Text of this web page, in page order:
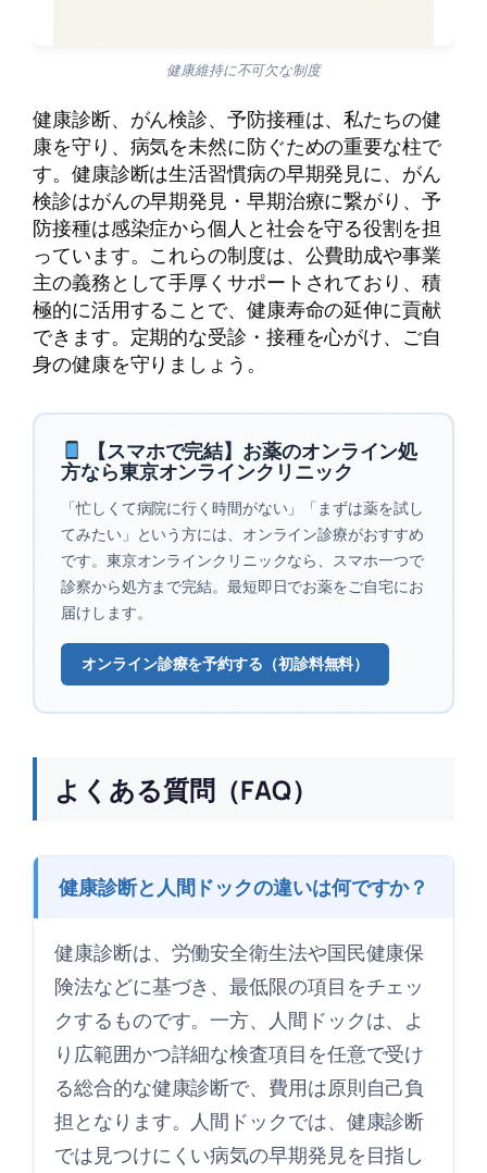
健康維持に不可欠な制度
健康診断、がん検診、予防接種は、私たちの健
康を守り、病気を未然に防ぐための重要な柱で
す。健康診断は生活習慣病の早期発見に、がん
検診はがんの早期発見・早期治療に繋がり、予
防接種は感染症から個人と社会を守る役割を担
っています。これらの制度は、公費助成や事業
主の義務として手厚くサポートされており、積
極的に活用することで、健康寿命の延伸に貢献
できます。定期的な受診・接種を心がけ、ご自
身の健康を守りましょう。
【スマホで完結】お薬のオンライン処
方なら東京オンラインクリニック
「忙しくて病院に行く時間がない」「まずは薬を試し
てみたい」という方には、オンライン診療がおすすめ
です。東京オンラインクリニックなら、スマホ一つで
診察から処方まで完結。最短即日でお薬をご自宅にお
届けします。
オンライン診療を予約する（初診料無料）
よくある質問（FAQ）
健康診断と人間ドックの違いは何ですか？
健康診断は、労働安全衛生法や国民健康保
険法などに基づき、最低限の項目をチェッ
クするものです。一方、人間ドックは、よ
り広範囲かつ詳細な検査項目を任意で受け
る総合的な健康診断で、費用は原則自己負
担となります。人間ドックでは、健康診断
では見つけにくい病気の早期発見を目指し